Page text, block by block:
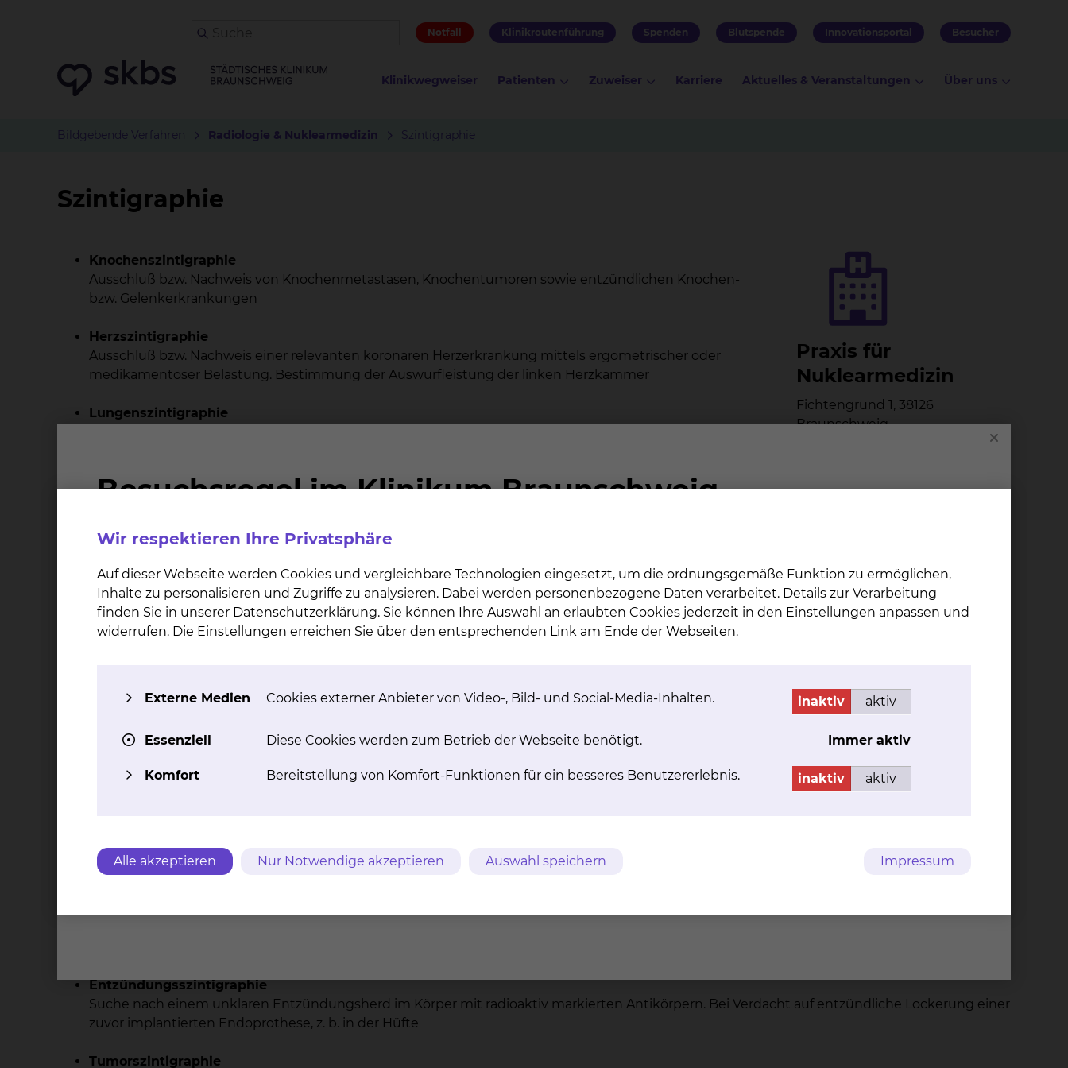
Notfall Klinikroutenführung Spenden Blutspende Innovationsportal Besucher
Klinikwegweiser Patienten Zuweiser Karriere Aktuelles & Veranstaltungen Über uns
Bildgebende Verfahren Radiologie & Nuklearmedizin Szintigraphie
Szintigraphie
Pra­xis für
Nu­kle­ar­me­di­zin
Fichtengrund 1, 38126
Braunschweig
Fichtengrund 1, 38126
Fax: +49 531 595 2786
Per E-Mail kontaktieren
Knochenszintigraphie
Ausschluß bzw. Nachweis von Knochenmetastasen, Knochentumoren sowie entzündlichen Knochen-
bzw. Gelenkerkrankungen
Herzszintigraphie
Ausschluß bzw. Nachweis einer relevanten koronaren Herzerkrankung mittels ergometrischer oder
medikamentöser Belastung. Bestimmung der Auswurfleistung der linken Herzkammer
Lungenszintigraphie
Nierenszintigraphie
Nebennierenszintigraphie
Darstellung von Nebennierenmark und –rinde mit J123-MIBG und J131-Norcholesterol zum Nachweis
bzw. Ausschluß von Phäochromozytomen bzw. Adenomen der Nebennierenrinde
Hämangiom
Magenfunktionsszintigraphie
Magenentleerungszeit bzw. Motilität, z.b. bei Diabetikern mit Verd. auf Kontraktionsstörungen der
Markierung der roten Blutkörperchern des Blutes mit 99m-Technetium-Pertechnetet zum Ausschluß
oder Nachweis einer Blutungsquelle, meist im Darm gelegen
Entzündungsszintigraphie
Suche nach einem unklaren Entzündungsherd im Körper mit radioaktiv markierten Antikörpern. Bei Verdacht auf entzündliche Lockerung einer
zuvor implantierten Endoprothese, z. b. in der Hüfte
Tumorszintigraphie
Wir respektieren Ihre Privatsphäre
Auf dieser Webseite werden Cookies und vergleichbare Technologien eingesetzt, um die ordnungsgemäße Funktion zu ermöglichen,
Inhalte zu personalisieren und Zugriffe zu analysieren. Dabei werden personenbezogene Daten verarbeitet. Details zur Verarbeitung
finden Sie in unserer Datenschutzerklärung. Sie können Ihre Auswahl an erlaubten Cookies jederzeit in den Einstellungen anpassen und
widerrufen. Die Einstellungen erreichen Sie über den entsprechenden Link am Ende der Webseiten.
Externe Medien Cookies externer Anbieter von Video-, Bild- und Social-Media-Inhalten. inaktiv aktiv
Essenziell Diese Cookies werden zum Betrieb der Webseite benötigt. Immer aktiv
Komfort Bereitstellung von Komfort-Funktionen für ein besseres Benutzererlebnis. inaktiv aktiv
Alle akzeptieren Nur Notwendige akzeptieren Auswahl speichern Impressum